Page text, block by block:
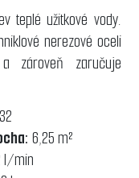
teplé užitkové vody.
nerezové oceli
zároveň zaručuje
6,25 m²
l/min